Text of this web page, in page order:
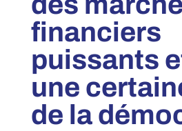
financiers
puissants
une
de la